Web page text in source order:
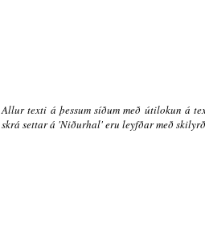
Allur texti á þessum síðum með útilokun á
skrá settar á 'Niðurhal' eru leyfðar með